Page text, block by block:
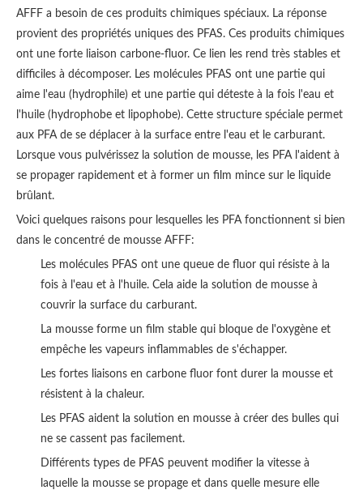
AFFF a besoin de ces produits chimiques spéciaux. La réponse
provient des propriétés uniques des PFAS. Ces produits chimiques
ont une forte liaison carbone-fluor. Ce lien les rend très stables et
difficiles à décomposer. Les molécules PFAS ont une partie qui
aime l'eau (hydrophile) et une partie qui déteste à la fois l'eau et
l'huile (hydrophobe et lipophobe). Cette structure spéciale permet
aux PFA de se déplacer à la surface entre l'eau et le carburant.
Lorsque vous pulvérissez la solution de mousse, les PFA l'aident à
se propager rapidement et à former un film mince sur le liquide
brûlant.
Voici quelques raisons pour lesquelles les PFA fonctionnent si bien
dans le concentré de mousse AFFF:
Les molécules PFAS ont une queue de fluor qui résiste à la
fois à l'eau et à l'huile. Cela aide la solution de mousse à
couvrir la surface du carburant.
La mousse forme un film stable qui bloque de l'oxygène et
empêche les vapeurs inflammables de s'échapper.
Les fortes liaisons en carbone fluor font durer la mousse et
résistent à la chaleur.
Les PFAS aident la solution en mousse à créer des bulles qui
ne se cassent pas facilement.
Différents types de PFAS peuvent modifier la vitesse à
laquelle la mousse se propage et dans quelle mesure elle